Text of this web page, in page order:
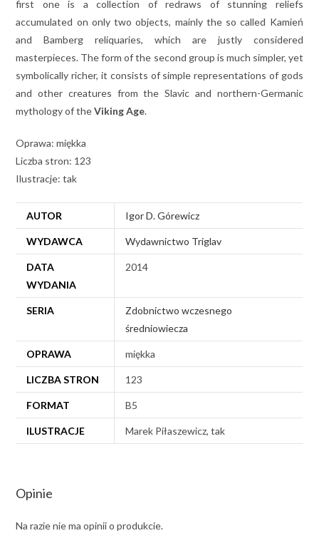
first one is a collection of redraws of stunning reliefs
accumulated on only two objects, mainly the so called Kamień
and Bamberg reliquaries, which are justly considered
masterpieces. The form of the second group is much simpler, yet
symbolically richer, it consists of simple representations of gods
and other creatures from the Slavic and northern-Germanic
mythology of theViking Age.
Oprawa: miękka
Liczba stron: 123
Ilustracje: tak
AUTOR Igor D. Górewicz
WYDAWCA Wydawnictwo Triglav
DATA
WYDANIA
2014
SERIA
Zdobnictwo wczesnego
średniowiecza
OPRAWA miękka
LICZBA STRON 123
FORMAT B5
ILUSTRACJE Marek Piłaszewicz, tak
Opinie
Na razie nie ma opinii o produkcie.